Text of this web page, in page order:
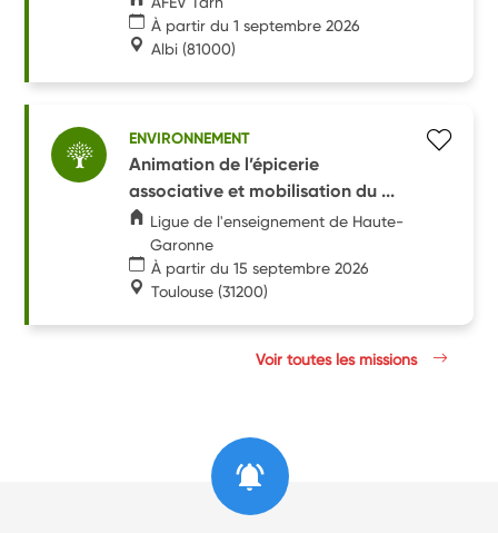
À partir du 1 septembre 2026
Albi (81000)
ENVIRONNEMENT
Animation de l’épicerie
associative et mobilisation du ...
Ligue de l'enseignement de Haute-
Garonne
À partir du 15 septembre 2026
Toulouse (31200)
Voir toutes les missions